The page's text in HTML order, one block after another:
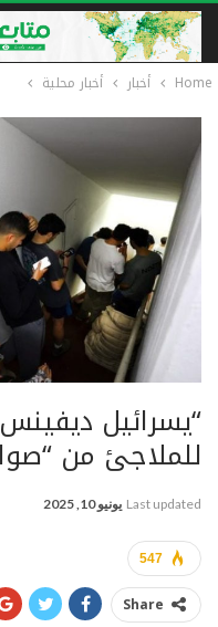
Home أخبار أخبار محلية
“يسرائيل
للملاجئ من
Last updated يونيو 10, 2025
547
Share